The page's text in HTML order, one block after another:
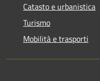
Catasto e urbanistica
Turismo
Mobilità e trasporti